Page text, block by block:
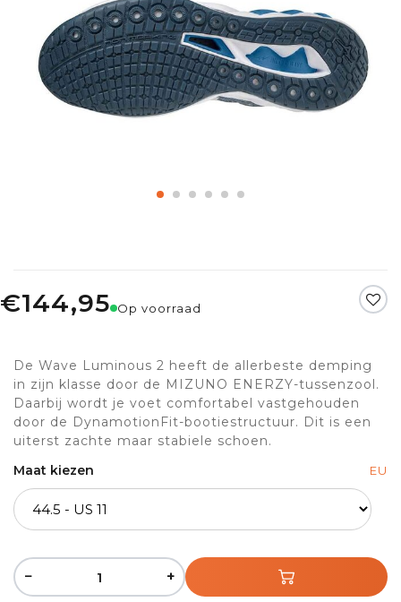
€144,95 Op voorraad
De Wave Luminous 2 heeft de allerbeste demping
in zijn klasse door de MIZUNO ENERZY-tussenzool.
Daarbij wordt je voet comfortabel vastgehouden
door de DynamotionFit-bootiestructuur. Dit is een
uiterst zachte maar stabiele schoen.
Maat kiezen
EU
− +